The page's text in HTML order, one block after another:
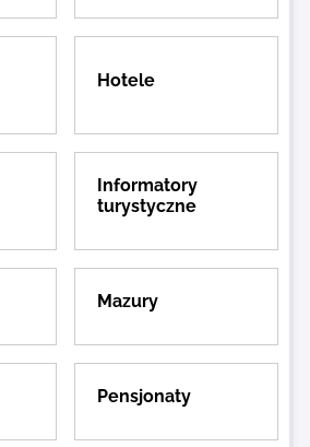
Hotele
Informatory
turystyczne
Mazury
Pensjonaty